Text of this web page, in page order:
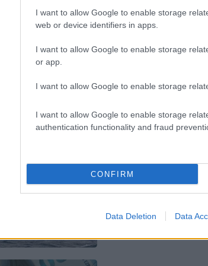
I want to allow Google to enable storage
web or device identifiers in apps.
I want to allow Google to enable storage
or app.
I want to allow Google to enable storage
I want to allow Google to enable storage
authentication functionality and fraud
CONFIRM
Data Deletion Data
Τι λέει ο
διευθυντής
Λαγουβάρδος
«Έμοιαζε με
Το μυστικό νησί
ανακαλύφθηκε
Εντοπίστηκε μια
εδαφική μάζα, η
πως ήταν ένα νησί
καταγραφεί ποτέ